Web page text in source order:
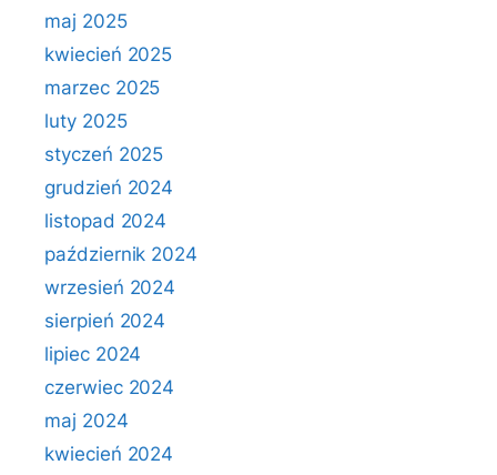
maj 2025
kwiecień 2025
marzec 2025
luty 2025
styczeń 2025
grudzień 2024
listopad 2024
październik 2024
wrzesień 2024
sierpień 2024
lipiec 2024
czerwiec 2024
maj 2024
kwiecień 2024